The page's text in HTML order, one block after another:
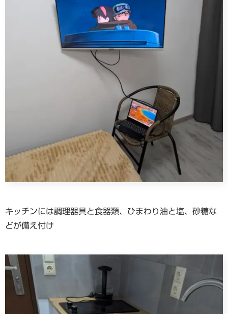
キッチンには調理器具と食器類、ひまわり油と塩、砂糖な
どが備え付け